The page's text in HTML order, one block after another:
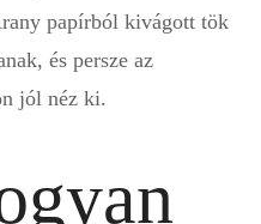
papírból kivágott tök
és persze az
jól néz ki.